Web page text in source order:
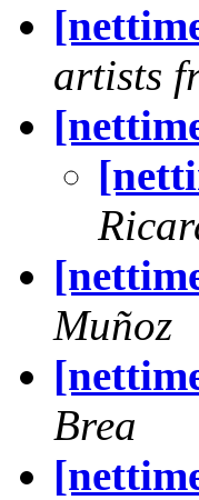
artists
Muñoz
Brea